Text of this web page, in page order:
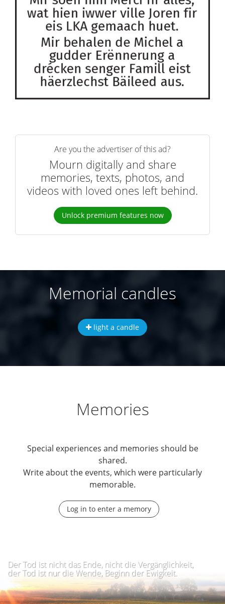
Are you the advertiser of this ad?
Mourn digitally and share
memories, texts, photos, and
videos with loved ones left behind.
Unlock premium features now
Memorial candles
light a candle
Memories
Special experiences and memories should be
shared.
Write about the events, which were particularly
memorable.
Log in to enter a memory
Der Tod ist nicht das Ende, nicht die Vergänglichkeit,
der Tod ist nur die Wende, Beginn der Ewigkeit.